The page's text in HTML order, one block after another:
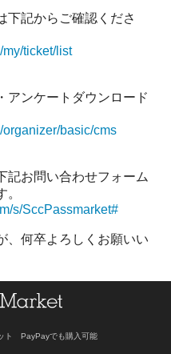
下記からご確認くださ
my/ticket/list
アンケートダウンロード
organizer/basic/cms
記お問い合わせフォーム
s/SccPassmarket#
、何卒よろしくお願いい
ト PayPayでも購入可能